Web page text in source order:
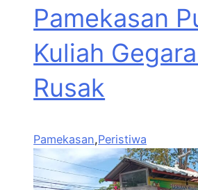
Pamekasan
Kuliah
Rusak
Pamekasan,Peristiwa